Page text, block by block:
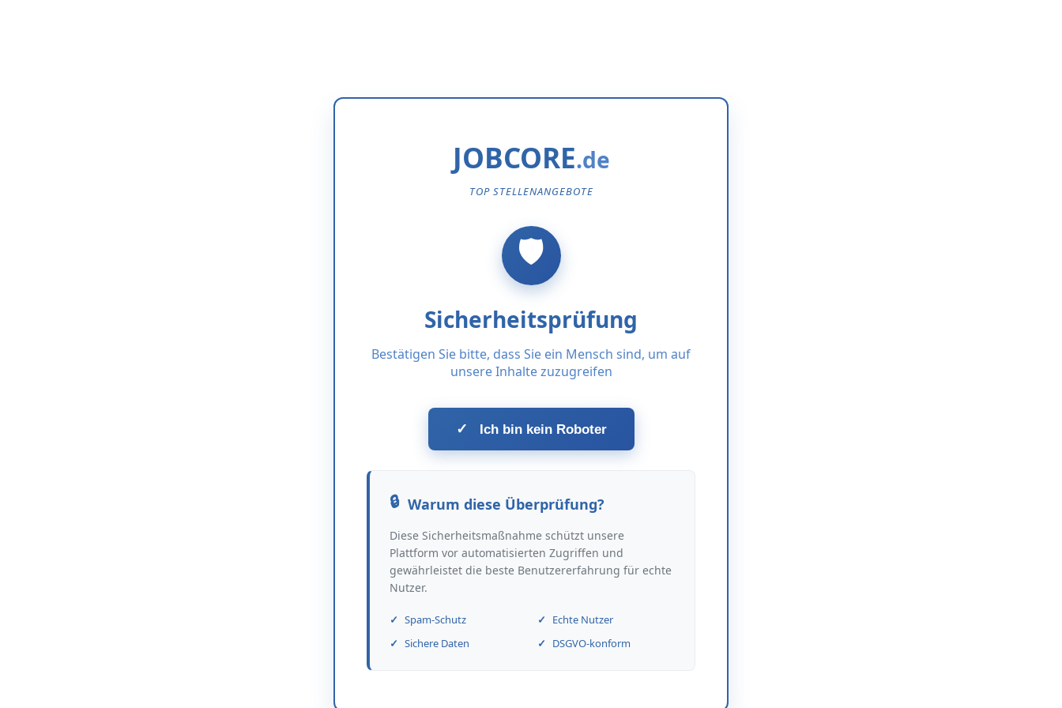
JOBCORE
TOP STELLENANGEBOTE
Sicherheitsprüfung
Bestätigen Sie bitte, dass Sie ein Mensch sind, um auf
unsere Inhalte zuzugreifen
✓ Ich bin kein Roboter
Warum diese Überprüfung?
Diese Sicherheitsmaßnahme schützt unsere
Plattform vor automatisierten Zugriffen und
gewährleistet die beste Benutzererfahrung für echte
Nutzer.
Spam-Schutz
Echte Nutzer
Sichere Daten
DSGVO-konform